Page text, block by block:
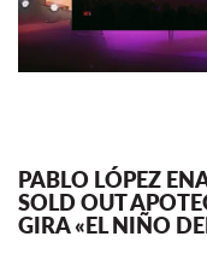
PABLO LÓPEZ
SOLD OUT
GIRA «EL NIÑO